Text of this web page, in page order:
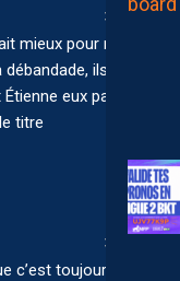
mieux pour nous
ils
eux par
titre
c’est toujours un